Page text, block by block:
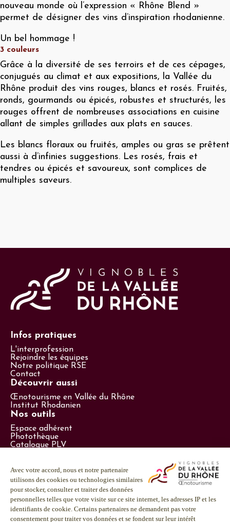
nouveau monde où l’expression « Rhône Blend »
permet de désigner des vins d’inspiration rhodanienne.
Un bel hommage !
3 couleurs
Grâce à la diversité de ses terroirs et de ces cépages,
conjugués au climat et aux expositions, la Vallée du
Rhône produit des vins rouges, blancs et rosés. Fruités,
ronds, gourmands ou épicés, robustes et structurés, les
rouges offrent de nombreuses associations en cuisine
allant de simples grillades aux plats en sauces.
Les blancs floraux ou fruités, amples ou gras se prêtent
aussi à d’infinies suggestions. Les rosés, frais et
tendres ou épicés et savoureux, sont complices de
multiples saveurs.
Infos pratiques
L'interprofession
Rejoindre les équipes
Notre politique RSE
Contact
Découvrir aussi
Œnotourisme en Vallée du Rhône
Institut Rhodanien
Nos outils
Espace adhérent
Photothèque
Catalogue PLV
LinkedIn
Facebook
Instagram